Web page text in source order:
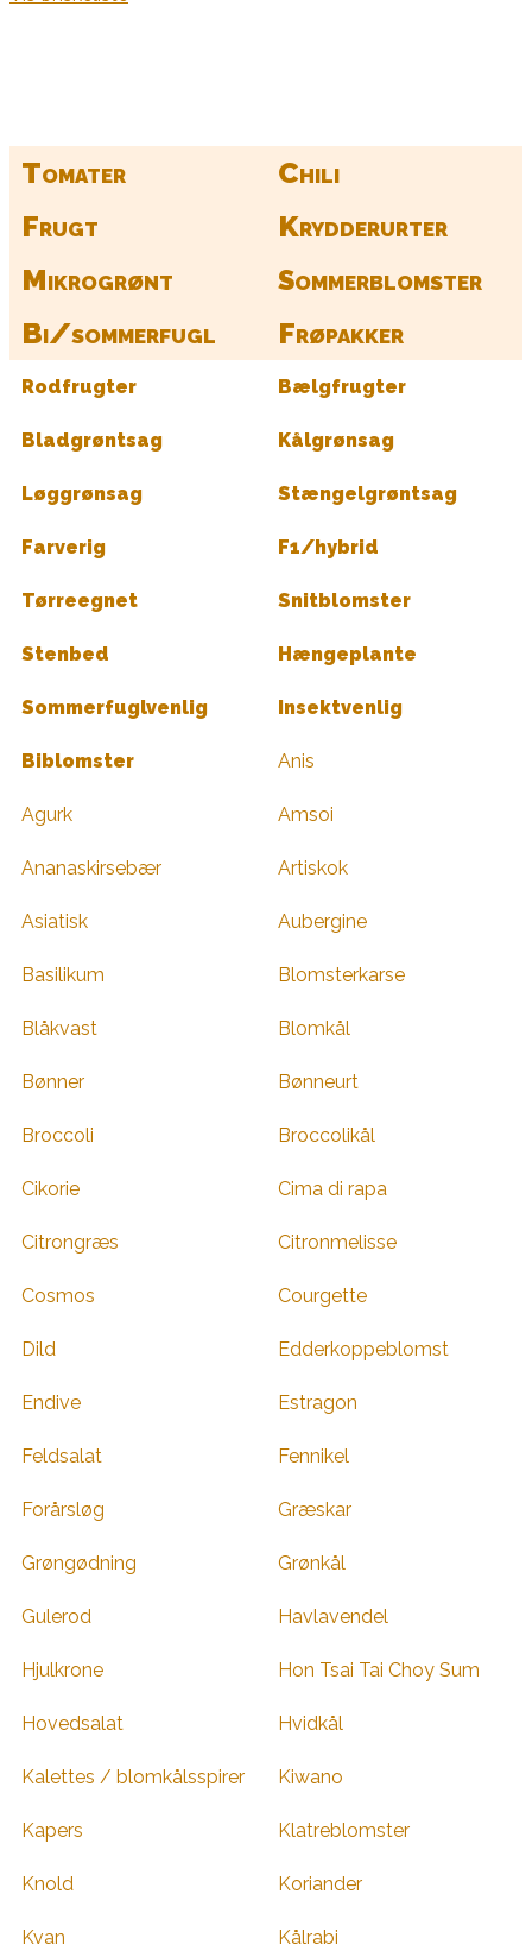
Tomater
Chili
Frugt
Krydderurter
Mikrogrønt
Sommerblomster
Bi/sommerfugl
Frøpakker
Rodfrugter Bælgfrugter
Bladgrøntsag Kålgrønsag
Løggrønsag Stængelgrøntsag
Farverig F1/hybrid
Tørreegnet Snitblomster
Stenbed Hængeplante
Sommerfuglvenlig Insektvenlig
Biblomster Anis
Agurk Amsoi
Ananaskirsebær Artiskok
Asiatisk Aubergine
Basilikum Blomsterkarse
Blåkvast Blomkål
Bønner Bønneurt
Broccoli Broccolikål
Cikorie Cima di rapa
Citrongræs Citronmelisse
Cosmos Courgette
Dild Edderkoppeblomst
Endive Estragon
Feldsalat Fennikel
Forårsløg Græskar
Grøngødning Grønkål
Gulerod Havlavendel
Hjulkrone Hon Tsai Tai Choy Sum
Hovedsalat Hvidkål
Kalettes / blomkålsspirer Kiwano
Kapers Klatreblomster
Knold Koriander
Kvan Kålrabi